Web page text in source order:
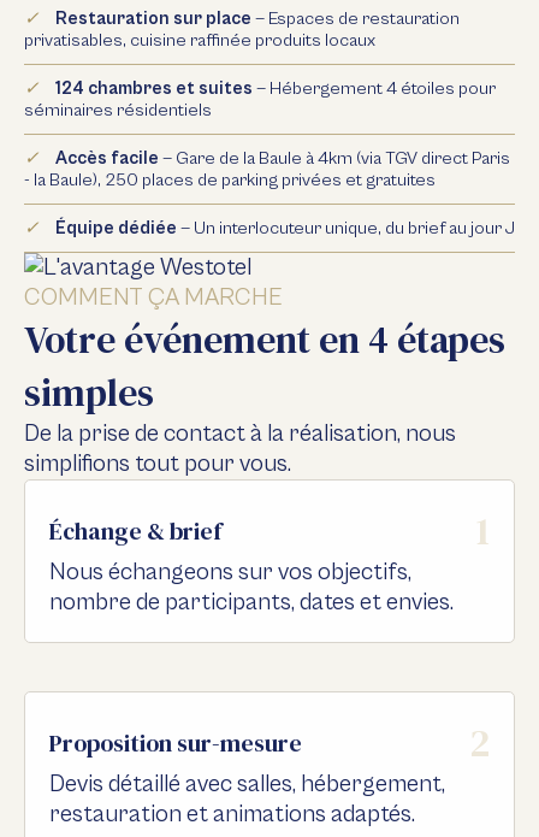
✓ Restauration sur place — Espaces de restauration
privatisables, cuisine raffinée produits locaux
✓ 124 chambres et suites — Hébergement 4 étoiles pour
séminaires résidentiels
✓ Accès facile — Gare de la Baule à 4km (via TGV direct Paris
- la Baule), 250 places de parking privées et gratuites
✓ Équipe dédiée — Un interlocuteur unique, du brief au jour J
COMMENT ÇA MARCHE
Votre événement en 4 étapes
simples
De la prise de contact à la réalisation, nous
simplifions tout pour vous.
Échange & brief 1
Nous échangeons sur vos objectifs,
nombre de participants, dates et envies.
Proposition sur-mesure 2
Devis détaillé avec salles, hébergement,
restauration et animations adaptés.